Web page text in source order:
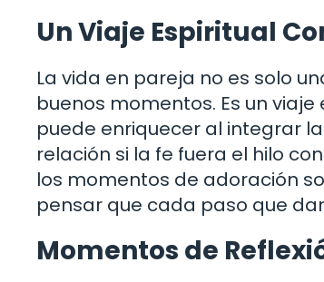
Un Viaje Espiritual
La vida en pareja no es solo
buenos momentos. Es un
puede enriquecer al integrar
relación si la fe fuera el hilo
los momentos de adoración
pensar que cada paso que
Momentos de